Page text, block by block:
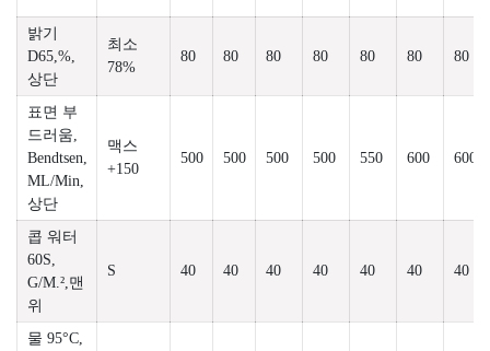
밝기
D65,%,
상단
최소
78%
80 80 80 80 80 80 80
표면 부
드러움,
Bendtsen,
ML/Min,
상단
맥스
+150
500 500 500 500 550 600 600
콥 워터
60S,
G/M.²,맨
위
S 40 40 40 40 40 40 40
물 95°C,